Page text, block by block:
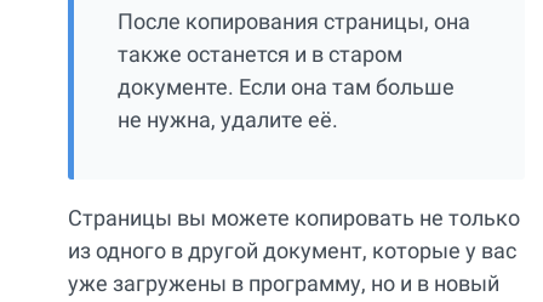
После копирования страницы, она
также останется и в старом
документе. Если она там больше
не нужна, удалите её.
Страницы вы можете копировать не только
из одного в другой документ, которые у вас
уже загружены в программу, но и в новый